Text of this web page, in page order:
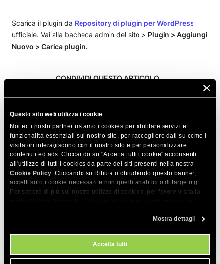
Questo sito web utilizza i cookie
Noi ed i nostri partner usiamo i cookies per abilitare servizi e
funzionalità essenziali sul nostro sito, per raccogliere dati su come i
visitatori interagiscono con il nostro sito e per personalizzare
contenuti ed ads. Cliccando su "Accetta tutti i cookie" acconsenti
all'utilizzo di tutti i cookies da parte dei siti presenti nella nostra
Cookie Policy. Cliccando su Rifiuta o chiudendo questo banner,
accetti solo i cookie necessari e non quelli analitici o di targeting.
Per sapere di più sul nostro utilizzo di cookies, per favore visita la
Mostra dettagli
Accetta tutti
Scarica il plugin da Repository di plugin per WordPress
ufficiale. Vai alla bacheca admin del sito > Plugin > Aggiungi
Nuovo > Carica plugin.
CONDIVIDI QUESTO ARTICOLO
Articoli correlati
Come posso trasferire il mio sito con
WordPress Migrator?
Quanto dura un trasferimento di WordPress?